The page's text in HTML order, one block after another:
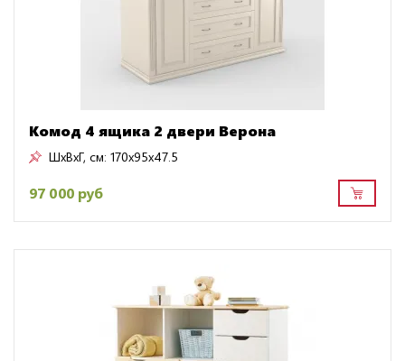
Комод 4 ящика 2 двери Верона
ШxВxГ, см: 170x95x47.5
97 000 руб